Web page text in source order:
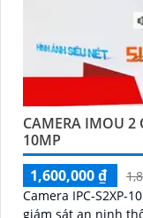
CAMERA IMOU 2
10MP
1,600,000 ₫
Camera IPC-S2XP-
giám sát an ninh